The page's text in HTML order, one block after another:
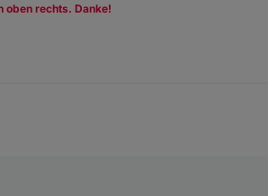
oben rechts. Danke!